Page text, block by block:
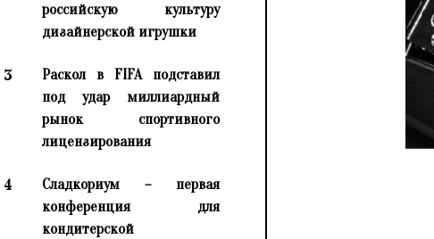
российскую культуру
дизайнерской игрушки
3
Раскол в FIFA подставил
под удар миллиардный
рынок спортивного
лицензирования
4
Сладкориум – первая
конференция для
кондитерской